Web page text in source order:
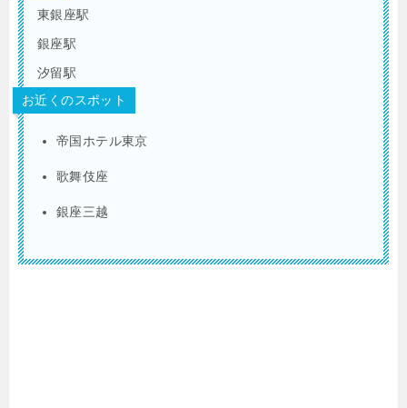
東銀座駅
銀座駅
汐留駅
お近くのスポット
帝国ホテル東京
歌舞伎座
銀座三越